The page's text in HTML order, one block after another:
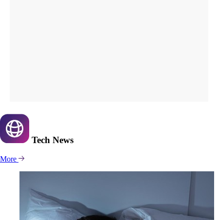
Tech News
More